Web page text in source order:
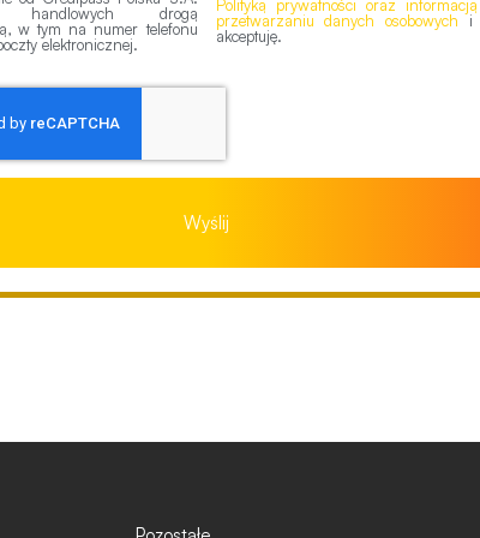
handlowych drogą
w tym na numer telefonu
elektronicznej.
Polityką prywatności oraz
przetwarzaniu danych osobowych i
akceptuję.
Wyślij